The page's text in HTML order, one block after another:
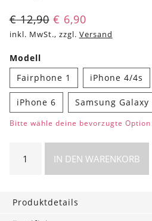
€12,90 € 6,90
inkl. MwSt., zzgl. Versand
Modell
Fairphone 1
iPhone 4/4s
iPhone 6 Samsung Galaxy
Bitte wähle deine bevorzugte Option
Hülle
Blooming
Menge
IN DEN WARENKORB
Produktdetails